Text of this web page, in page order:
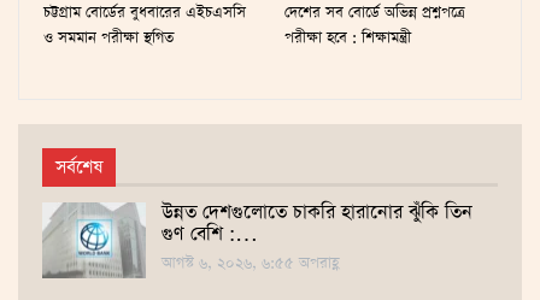
চট্টগ্রাম বোর্ডের বুধবারের এইচএসসি
ও সমমান পরীক্ষা স্থগিত
দেশের সব বোর্ডে অভিন্ন প্রশ্নপত্রে
পরীক্ষা হবে : শিক্ষামন্ত্রী
সর্বশেষ
উন্নত দেশগুলোতে চাকরি হারানোর ঝুঁকি তিন
গুণ বেশি :…
আগস্ট ৬, ২০২৬, ৬:৫৫ অপরাহ্ণ